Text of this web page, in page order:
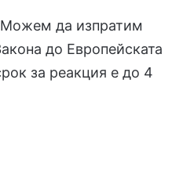
Можем да изпратим
до Европейската
за реакция е до 4